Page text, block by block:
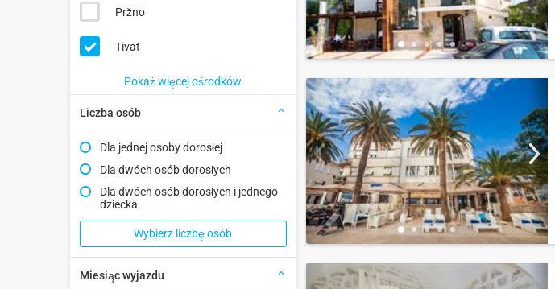
Pržno
Tivat
Pokaż więcej ośrodków
Liczba osób
Dla jednej osoby dorosłej
Dla dwóch osób dorosłych
Dla dwóch osób dorosłych i jednego
dziecka
Wybierz liczbę osób
Miesiąc wyjazdu